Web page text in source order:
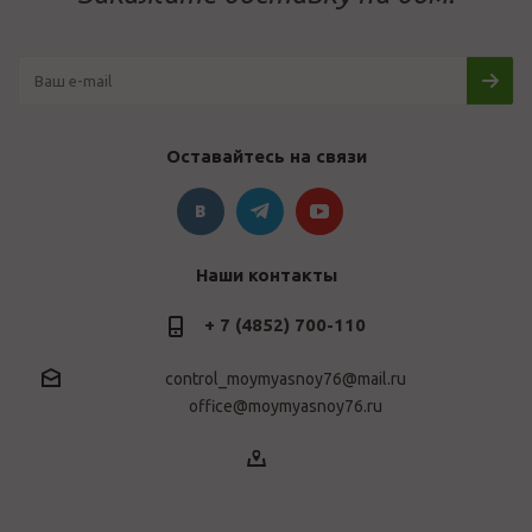
Оставайтесь на связи
Наши контакты
+ 7 (4852) 700-110
control_moymyasnoy76@mail.ru
office@moymyasnoy76.ru